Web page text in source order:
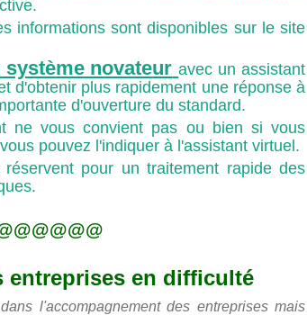
informations sont disponibles sur le site
novateur avec un assistant
d'obtenir plus rapidement une réponse à
d'ouverture du standard.
ne vous convient pas ou bien si vous
pouvez l'indiquer à l'assistant virtuel.
pour un traitement rapide des
entreprises en difficulté
l'accompagnement des entreprises mais